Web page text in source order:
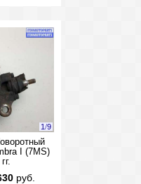
1/9
I (7MS)
руб.